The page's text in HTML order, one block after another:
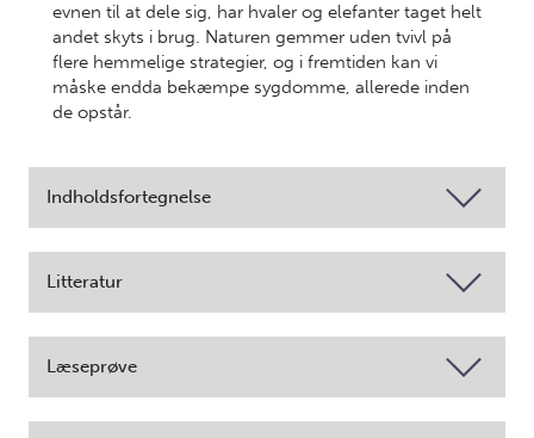
evnen til at dele sig, har hvaler og elefanter taget helt
andet skyts i brug. Naturen gemmer uden tvivl på
flere hemmelige strategier, og i fremtiden kan vi
måske endda bekæmpe sygdomme, allerede inden
de opstår.
Indholdsfortegnelse
Litteratur
Læseprøve